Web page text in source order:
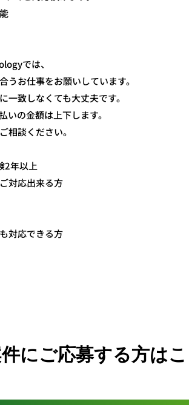
では、
うお仕事をお願いしています。
一致しなくても大丈夫です。
の金額は上下します。
相談ください。
2年以上
対応出来る方
対応できる方
にご応募する方はこ